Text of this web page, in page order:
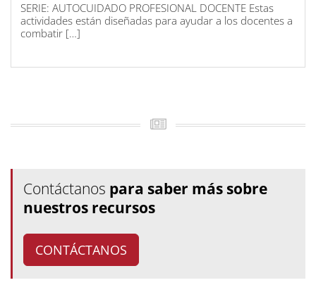
SERIE: AUTOCUIDADO PROFESIONAL DOCENTE Estas
actividades están diseñadas para ayudar a los docentes a
combatir […]
Contáctanos para saber más sobre
nuestros recursos
CONTÁCTANOS